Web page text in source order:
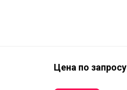
Цена по запросу